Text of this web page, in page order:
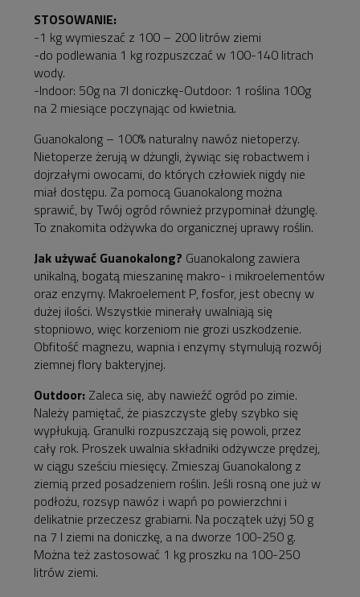
STOSOWANIE:
-1 kg wymieszać z 100 – 200 litrów ziemi
-do podlewania 1 kg rozpuszczać w 100-140 litrach
wody.
-Indoor: 50g na 7l doniczkę-Outdoor: 1 roślina 100g
na 2 miesiące poczynając od kwietnia.
Guanokalong – 100% naturalny nawóz nietoperzy.
Nietoperze żerują w dżungli, żywiąc się robactwem i
dojrzałymi owocami, do których człowiek nigdy nie
miał dostępu. Za pomocą Guanokalong można
sprawić, by Twój ogród również przypominał dżunglę.
To znakomita odżywka do organicznej uprawy roślin.
Jak używać Guanokalong? Guanokalong zawiera
unikalną, bogatą mieszaninę makro- i mikroelementów
oraz enzymy. Makroelement P, fosfor, jest obecny w
dużej ilości. Wszystkie minerały uwalniają się
stopniowo, więc korzeniom nie grozi uszkodzenie.
Obfitość magnezu, wapnia i enzymy stymulują rozwój
ziemnej flory bakteryjnej.
Outdoor: Zaleca się, aby nawieźć ogród po zimie.
Należy pamiętać, że piaszczyste gleby szybko się
wypłukują. Granulki rozpuszczają się powoli, przez
cały rok. Proszek uwalnia składniki odżywcze prędzej,
w ciągu sześciu miesięcy. Zmieszaj Guanokalong z
ziemią przed posadzeniem roślin. Jeśli rosną one już w
podłożu, rozsyp nawóz i wapń po powierzchni i
delikatnie przeczesz grabiami. Na początek użyj 50 g
na 7 l ziemi na doniczkę, a na dworze 100-250 g.
Można też zastosować 1 kg proszku na 100-250
litrów ziemi.